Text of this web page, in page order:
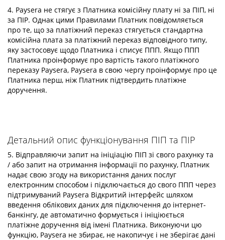
4. Paysera не стягує з Платника комісійну плату ні за ПІП, ні
за ПІР. Однак цими Правилами Платник повідомляється
про те, що за платіжний переказ стягується стандартна
комісійна плата за платіжний переказ відповідного типу,
яку застосовує щодо Платника і списує ППП. Якщо ППП
Платника проінформує про вартість такого платіжного
переказу Paysera, Paysera в свою чергу проінформує про це
Платника перш, ніж Платник підтвердить платіжне
доручення.
Детальний опис функціонування ПІП та ПІР
5. Відправляючи запит на ініціацію ПІП зі свого рахунку та
/ або запит на отримання інформації по рахунку, Платник
надає свою згоду на використання даних послуг
електронним способом і підключається до свого ППП через
підтримуваний Paysera Відкритий інтерфейс шляхом
введення облікових даних для підключення до інтернет-
банкінгу, де автоматично формується і ініціюється
платіжне доручення від імені Платника. Виконуючи цю
функцію, Paysera не збирає, не накопичує і не зберігає дані